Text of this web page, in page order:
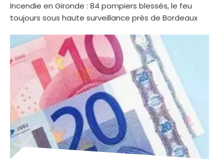
Incendie en Gironde : 84 pompiers blessés, le feu
toujours sous haute surveillance près de Bordeaux